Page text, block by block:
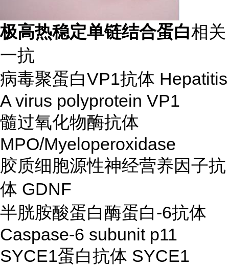
极高热稳定单链结合蛋白相关
一抗
病毒聚蛋白VP1抗体 Hepatitis
A virus polyprotein VP1
髓过氧化物酶抗体
MPO/Myeloperoxidase
胶质细胞源性神经营养因子抗
体 GDNF
半胱胺酸蛋白酶蛋白-6抗体
Caspase-6 subunit p11
SYCE1蛋白抗体 SYCE1